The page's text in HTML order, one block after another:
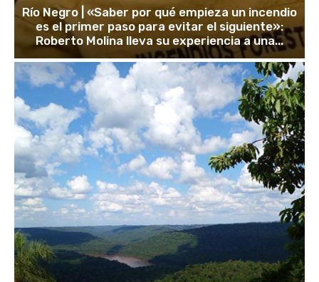
Río Negro | «Saber por qué empieza un incendio
es el primer paso para evitar el siguiente»:
Roberto Molina lleva su experiencia a una...